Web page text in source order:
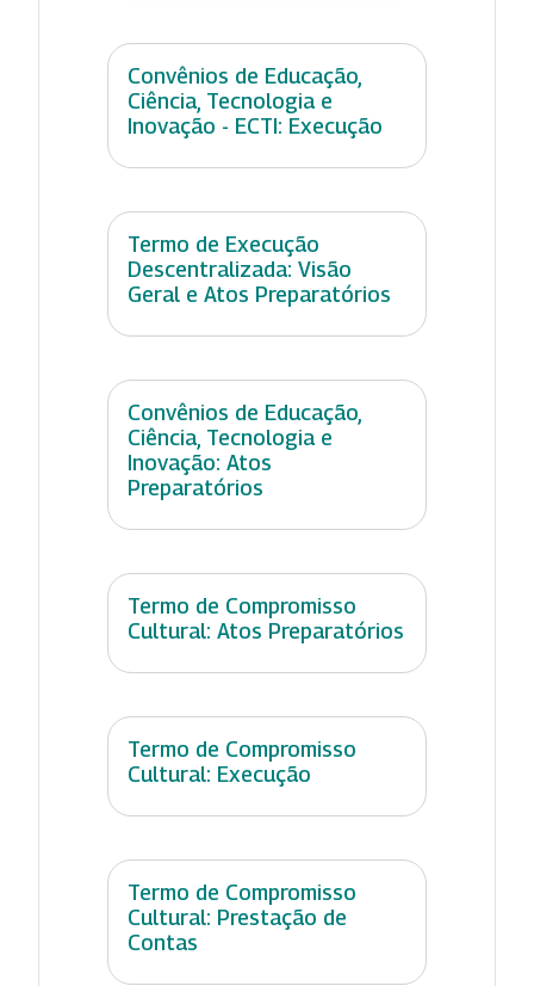
Convênios de Educação,
Ciência, Tecnologia e
Inovação - ECTI: Execução
Termo de Execução
Descentralizada: Visão
Geral e Atos Preparatórios
Convênios de Educação,
Ciência, Tecnologia e
Inovação: Atos
Preparatórios
Termo de Compromisso
Cultural: Atos Preparatórios
Termo de Compromisso
Cultural: Execução
Termo de Compromisso
Cultural: Prestação de
Contas